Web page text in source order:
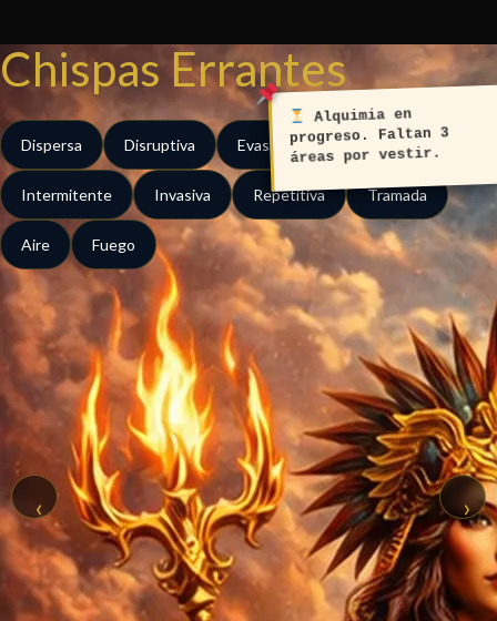
contenido
‹ ›
Chispas Errantes
Dispersa Disruptiva Evasiva Expansiva
Intermitente Invasiva Repetitiva Tramada
Aire Fuego
Alquimia en
progreso. Faltan 3
áreas por vestir.